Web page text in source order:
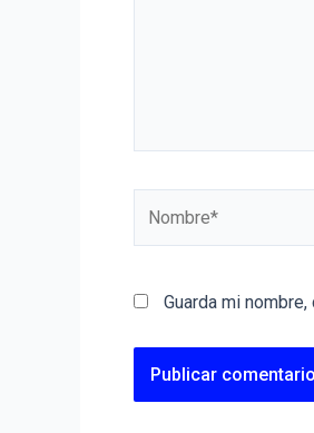
Guarda mi